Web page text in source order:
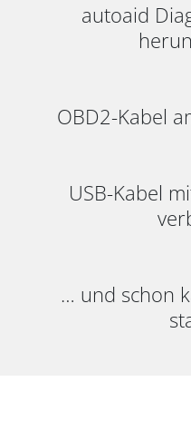
autoaid
OBD2-Kabel
USB-Kabel
… und schon